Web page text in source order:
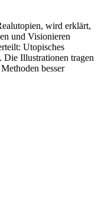
wird erklärt,
und Visionieren
Utopisches
Die Illustrationen tragen
besser